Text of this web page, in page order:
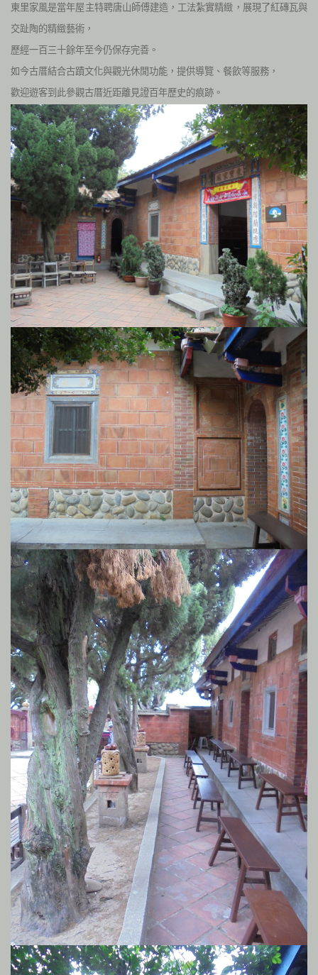
東里家風是當年屋主特聘唐山師傅建造，工法紮實精緻，展現了紅磚瓦與
交趾陶的精緻藝術，
歷經一百三十餘年至今仍保存完善。
如今古厝結合古蹟文化與觀光休閒功能，提供導覽、餐飲等服務，
歡迎遊客到此參觀古厝近距離見證百年歷史的痕跡。